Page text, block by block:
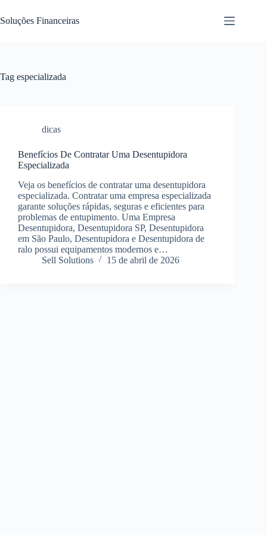
para
o
Soluções Financeiras
Tag especializada
dicas
Benefícios De Contratar Uma Desentupidora
Especializada
Veja os benefícios de contratar uma desentupidora
especializada. Contratar uma empresa especializada
garante soluções rápidas, seguras e eficientes para
problemas de entupimento. Uma Empresa
Desentupidora, Desentupidora SP, Desentupidora
em São Paulo, Desentupidora e Desentupidora de
ralo possui equipamentos modernos e…
Sell Solutions
15 de abril de 2026